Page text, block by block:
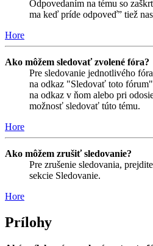
Odpovedaním na tému so
ma keď príde odpoveď” tiež
Hore
Ako môžem sledovať zvolené fóra?
Pre sledovanie jednotlivého
na odkaz "Sledovať toto
na odkaz v ňom alebo pri
možnosť sledovať túto tému.
Hore
Ako môžem zrušiť sledovanie?
Pre zrušenie sledovania,
sekcie Sledovanie.
Hore
Prílohy